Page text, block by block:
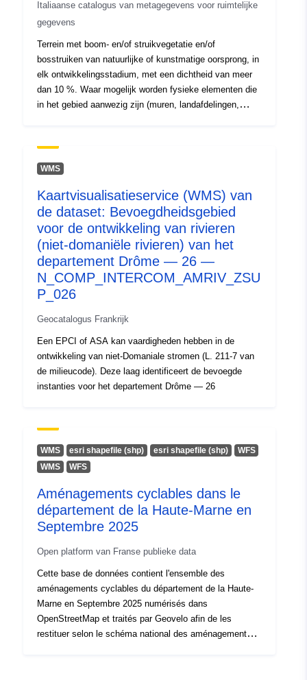
45.169558 ], [ 12.850398,
43.703388 ], [ 9.172921,
45.169558 ] ]
Identificatoren: r_emiro:DBTR2013:BSC_GPG
uriRef:
http://data.europa.eu/88u/dataset/
2016-05-03t100941
Opbouwfrequenti
e:
Bestreken
tijdvak:
01 January 1972
- 31 December 2011
Italiaanse catalogus van metagegevens voor ruimtelijke
gegevens
Terrein met boom- en/of struikvegetatie en/of
bosstruiken van natuurlijke of kunstmatige oorsprong, in
elk ontwikkelingsstadium, met een dichtheid van meer
dan 10 %. Waar mogelijk worden fysieke elementen die
in het gebied aanwezig zijn (muren, landafdelingen,
WMS
Kaartvisualisatieservice (WMS) van
de dataset: Bevoegdheidsgebied
voor de ontwikkeling van rivieren
(niet-domaniële rivieren) van het
departement Drôme — 26 —
N_COMP_INTERCOM_AMRIV_ZSU
P_026
Geocatalogus Frankrijk
Een EPCI of ASA kan vaardigheden hebben in de
ontwikkeling van niet-Domaniale stromen (L. 211-7 van
de milieucode). Deze laag identificeert de bevoegde
instanties voor het departement Drôme — 26
WMS esri shapefile (shp) esri shapefile (shp)
WFS
WMS
WFS
Aménagements cyclables dans le
département de la Haute-Marne en
Septembre 2025
Open platform van Franse publieke data
Cette base de données contient l'ensemble des
aménagements cyclables du département de la Haute-
Marne en Septembre 2025 numérisés dans
OpenStreetMap et traités par Geovelo afin de les
restituer selon le schéma national des aménagements